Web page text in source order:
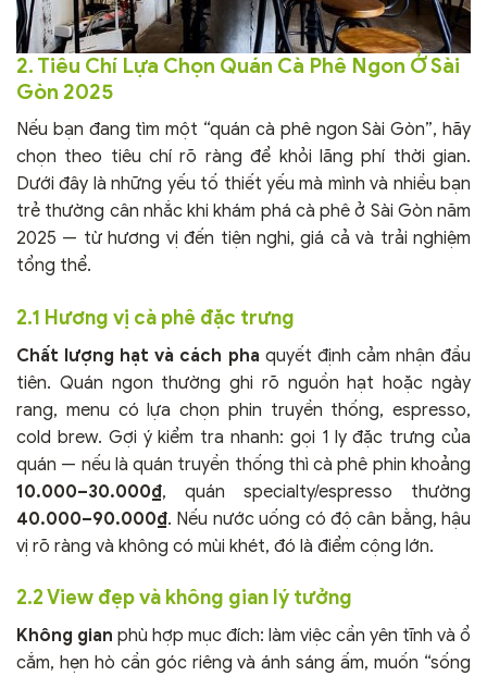
2. Tiêu Chí Lựa Chọn Quán Cà Phê Ngon Ở Sài
Gòn 2025
Nếu bạn đang tìm một “quán cà phê ngon Sài Gòn”, hãy
chọn theo tiêu chí rõ ràng để khỏi lãng phí thời gian.
Dưới đây là những yếu tố thiết yếu mà mình và nhiều bạn
trẻ thường cân nhắc khi khám phá cà phê ở Sài Gòn năm
2025 — từ hương vị đến tiện nghi, giá cả và trải nghiệm
tổng thể.
2.1 Hương vị cà phê đặc trưng
Chất lượng hạt và cách pha quyết định cảm nhận đầu
tiên. Quán ngon thường ghi rõ nguồn hạt hoặc ngày
rang, menu có lựa chọn phin truyền thống, espresso,
cold brew. Gợi ý kiểm tra nhanh: gọi 1 ly đặc trưng của
quán — nếu là quán truyền thống thì cà phê phin khoảng
10.000–30.000₫, quán specialty/espresso thường
40.000–90.000₫. Nếu nước uống có độ cân bằng, hậu
vị rõ ràng và không có mùi khét, đó là điểm cộng lớn.
2.2 View đẹp và không gian lý tưởng
Không gian phù hợp mục đích: làm việc cần yên tĩnh và ổ
cắm, hẹn hò cần góc riêng và ánh sáng ấm, muốn “sống